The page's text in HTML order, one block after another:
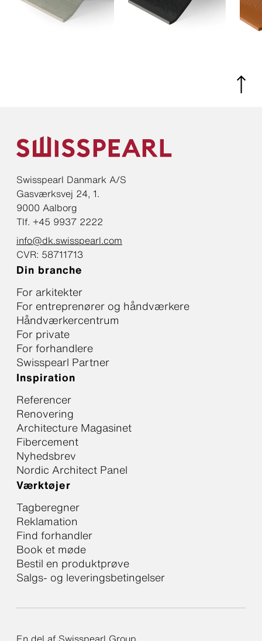
Swisspearl Danmark A/S
Gasværksvej 24, 1.
9000 Aalborg
Tlf. +45 9937 2222
info@dk.swisspearl.com
CVR: 58711713
Din branche
For arkitekter
For entreprenører og håndværkere
Håndværkercentrum
For private
For forhandlere
Swisspearl Partner
Inspiration
Referencer
Renovering
Architecture Magasinet
Fibercement
Nyhedsbrev
Nordic Architect Panel
Værktøjer
Tagberegner
Reklamation
Find forhandler
Book et møde
Bestil en produktprøve
Salgs- og leveringsbetingelser